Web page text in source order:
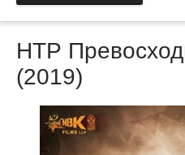
НТР
(2019)